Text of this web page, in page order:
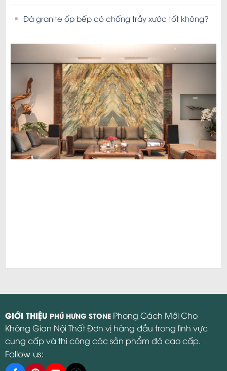
Đá granite ốp bếp có chống trầy xước tốt không?
GIỚI THIỆU PHÚ HƯNG STONE Phong Cách Mới Cho
Không Gian Nội Thất Đơn vị hàng đầu trong lĩnh vực
cung cấp và thi công các sản phẩm đá cao cấp.
Follow us: